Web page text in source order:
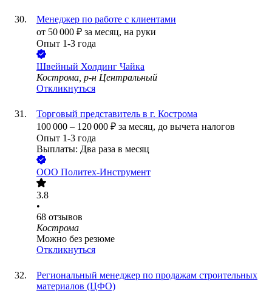
Менеджер по работе с клиентами
от 50 000 ₽ за месяц, на руки
Опыт 1-3 года
Швейный Холдинг Чайка
Кострома, р-н Центральный
Откликнуться
Торговый представитель в г. Кострома
100 000 – 120 000 ₽ за месяц, до вычета налогов
Опыт 1-3 года
Выплаты: Два раза в месяц
ООО Политех-Инструмент
3.8
•
68 отзывов
Кострома
Можно без резюме
Откликнуться
Региональный менеджер по продажам строительных
материалов (ЦФО)